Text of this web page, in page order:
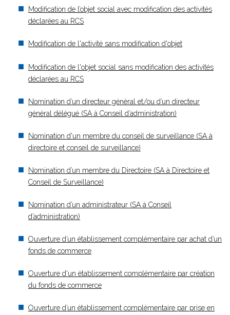
Modification de l’objet social avec modification des activités
déclarées au RCS
Modification de l'activité sans modification d'objet
Modification de l'objet social sans modification des activités
déclarées au RCS
Nomination d’un directeur général et/ou d’un directeur
général délégué (SA à Conseil d’administration)
Nomination d'un membre du conseil de surveillance (SA à
directoire et conseil de surveillance)
Nomination d’un membre du Directoire (SA à Directoire et
Conseil de Surveillance)
Nomination d’un administrateur (SA à Conseil
d’administration)
Ouverture d’un établissement complémentaire par achat d’un
fonds de commerce
Ouverture d'un établissement complémentaire par création
du fonds de commerce
Ouverture d’un établissement complémentaire par prise en